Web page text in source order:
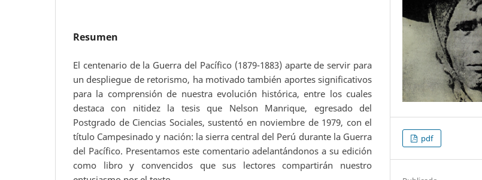
Resumen
El centenario de la Guerra del Pacífico (1879-1883) aparte de servir para
un despliegue de retorismo, ha motivado también aportes significativos
para la comprensión de nuestra evolución histórica, entre los cuales
destaca con nitidez la tesis que Nelson Manrique, egresado del
Postgrado de Ciencias Sociales, sustentó en noviembre de 1979, con el
título Campesinado y nación: la sierra central del Perú durante la Guerra
del Pacífico. Presentamos este comentario adelantándonos a su edición
como libro y convencidos que sus lectores compartirán nuestro
pdf